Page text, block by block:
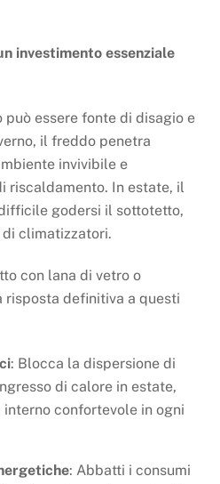
investimento essenziale
essere fonte di disagio e
il freddo penetra
invivibile e
riscaldamento. In estate, il
godersi il sottotetto,
di climatizzatori.
con lana di vetro o
definitiva a questi
: Blocca la dispersione di
di calore in estate,
confortevole in ogni
: Abbatti i consumi